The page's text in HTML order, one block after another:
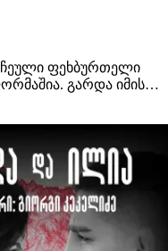
ფეხბურთელი
გარდა იმისა,
ჩაკვე საქართველოს
შემდეგ,…